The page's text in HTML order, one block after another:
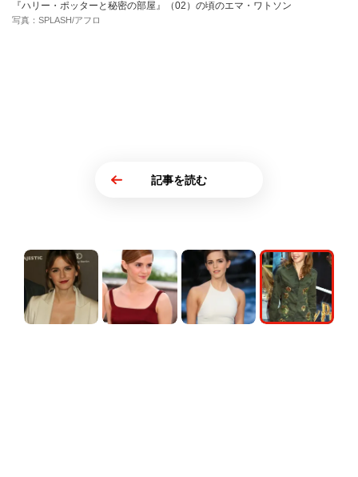
『ハリー・ポッターと秘密の部屋』（02）の頃のエマ・ワトソン
写真：SPLASH/アフロ
記事を読む